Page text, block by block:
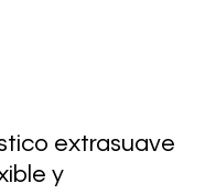
extrasuave
y